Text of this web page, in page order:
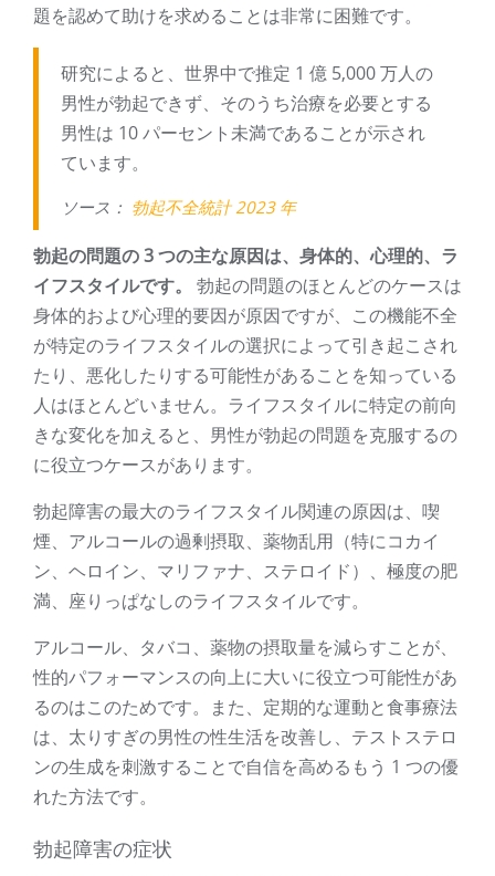
題を認めて助けを求めることは非常に困難です。
研究によると、世界中で推定 1 億 5,000 万人の
男性が勃起できず、そのうち治療を必要とする
男性は 10 パーセント未満であることが示され
ています。
ソース： 勃起不全統計 2023 年
勃起の問題の 3 つの主な原因は、身体​​的、心理的、ラ
イフスタイルです。
勃起の問題のほとんどのケースは
身体的および心理的要因が原因ですが、この機能不全
が特定のライフスタイルの選択によって引き起こされ
たり、悪化したりする可能性があることを知っている
人はほとんどいません。ライフスタイルに特定の前向
きな変化を加えると、男性が勃起の問題を克服するの
に役立つケースがあります。
勃起障害の最大のライフスタイル関連の原因は、喫
煙、アルコールの過剰摂取、薬物乱用（特にコカイ
ン、ヘロイン、マリファナ、ステロイド）、極度の肥
満、座りっぱなしのライフスタイルです。
アルコール、タバコ、薬物の摂取量を減らすことが、
性的パフォーマンスの向上に大いに役立つ可能性があ
るのはこのためです。また、定期的な運動と食事療法
は、太りすぎの男性の性生活を改善し、テストステロ
ンの生成を刺激することで自信を高めるもう 1 つの優
れた方法です。
勃起障害の症状